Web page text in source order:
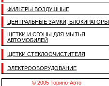
ФИЛЬТРЫ ВОЗДУШНЫЕ
ЦЕНТРАЛЬНЫЕ ЗАМКИ, БЛОКИРАТОРЫ
ЩЕТКИ И СГОНЫ ДЛЯ МЫТЬЯ
АВТОМОБИЛЕЙ
ЩЕТКИ СТЕКЛООЧИСТИТЕЛЯ
ЭЛЕКТРООБОРУДОВАНИЕ
© 2005 Торино-Авто